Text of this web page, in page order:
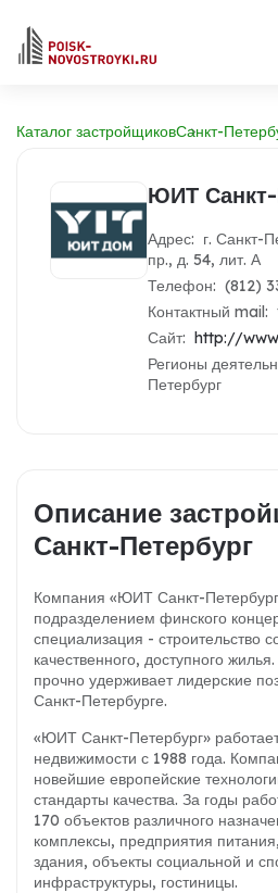
Каталог застройщиковСанкт-
ЮИТ Санкт-
Адрес: г. Санкт-
пр., д. 54, лит. А
Телефон: (812)
Контактный mail:
Сайт: http://
Регионы
Петербург
Описание
Санкт-Петербург
Компания «ЮИТ Санкт-
подразделением финского
специализация - строительство
качественного, доступного
прочно удерживает лидерские
Санкт-Петербурге.
«ЮИТ Санкт-Петербург»
недвижимости с 1988 года.
новейшие европейские
стандарты качества. За годы
170 объектов различного
комплексы, предприятия
здания, объекты социальной и
инфраструктуры, гостиницы.